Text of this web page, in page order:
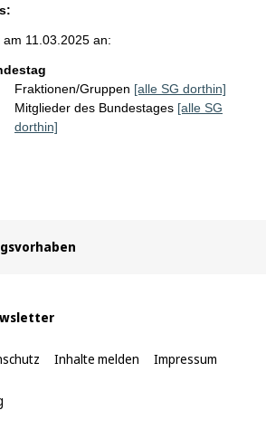
am 11.03.2025 an:
Fraktionen/Gruppen [alle SG dorthin]
Mitglieder des Bundestages [alle SG
dorthin]
Inhalte melden Impressum